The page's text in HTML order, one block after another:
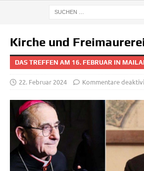
Kirche und
DAS TREFFEN AM 16. FEBRUAR IN
22. Februar 2024 Kommentare